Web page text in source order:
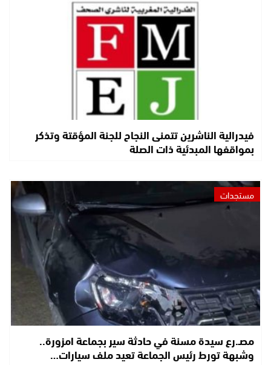
فيدرالية الناشرين تتمنى النجاح للجنة المؤقتة وتذكر
بمواقفها المبدئية ذات الصلة
مستجدات
مصـ.رع سيدة مسنة في حادثة سير بجماعة امزورة..
وشبهة تورط رئيس الجماعة تعيد ملف سيارات…